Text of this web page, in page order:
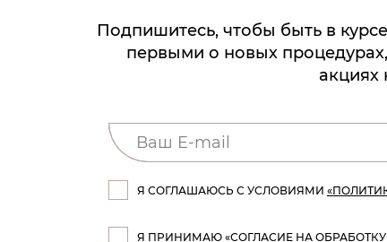
Подпишитесь, чтобы быть в
первыми о новых
акциях
Я СОГЛАШАЮСЬ С УСЛОВИЯМИ
Я ПРИНИМАЮ «СОГЛАСИЕ НА